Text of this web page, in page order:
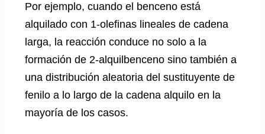
Por ejemplo, cuando el benceno está
alquilado con 1-olefinas lineales de cadena
larga, la reacción conduce no solo a la
formación de 2-alquilbenceno sino también a
una distribución aleatoria del sustituyente de
fenilo a lo largo de la cadena alquilo en la
mayoría de los casos.